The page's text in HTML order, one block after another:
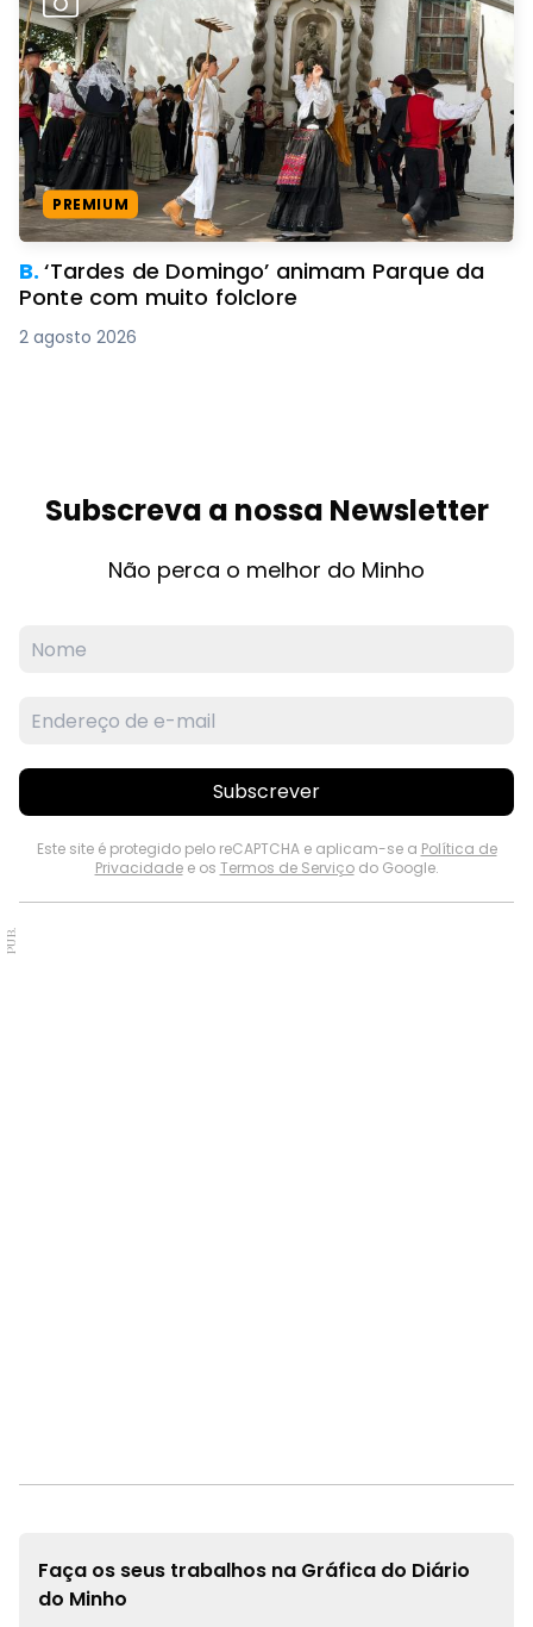
PREMIUM
B.‘Tardes de Domingo’ animam Parque da
Ponte com muito folclore
2 agosto 2026
Subscreva a nossa Newsletter
Não perca o melhor do Minho
Subscrever
Este site é protegido pelo reCAPTCHA e aplicam-se a Política de
Privacidadee os Termos de Serviçodo Google.
PUB.
Faça os seus trabalhos na Gráfica do Diário
do Minho